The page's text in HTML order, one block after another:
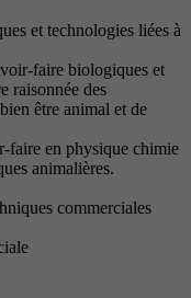
et technologies liées à
faire biologiques et
raisonnée des
être animal et de
faire en physique chimie
animalières.
commerciales